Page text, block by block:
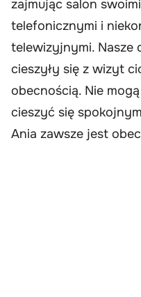
zajmując salon
telefonicznymi i
telewizyjnymi. Nasze
cieszyły się z wizyt
obecnością. Nie
cieszyć się
Ania zawsze jest